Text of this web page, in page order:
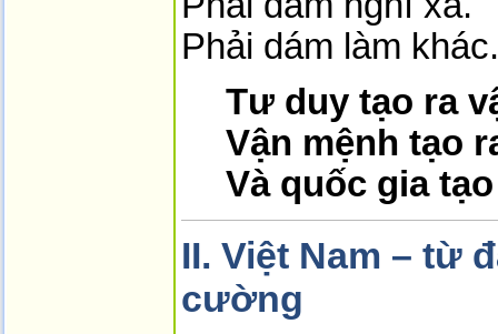
Phải dám làm khác.
Tư duy tạo ra
Vận mệnh tạo
Và quốc gia
II. Việt Nam – từ
cường